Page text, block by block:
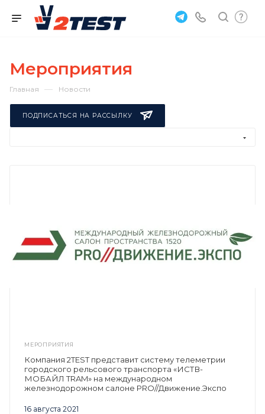
Мероприятия
Главная — Новости
ПОДПИСАТЬСЯ НА РАССЫЛКУ
МЕРОПРИЯТИЯ
16 августа 2021
Компания 2TEST представит систему телеметрии
городского рельсового транспорта «ИСТВ-
МОБАЙЛ TRAM» на международном
железнодорожном салоне PRO//Движение.Экспо